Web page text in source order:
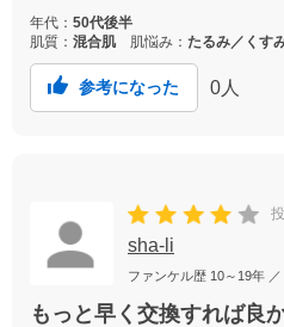
年代： 50代後半
肌質： 混合肌 肌悩み： たるみ／くす
参考になった 0 人
sha-li
ファンケル歴 10～19年
もっと早く交換すれば良